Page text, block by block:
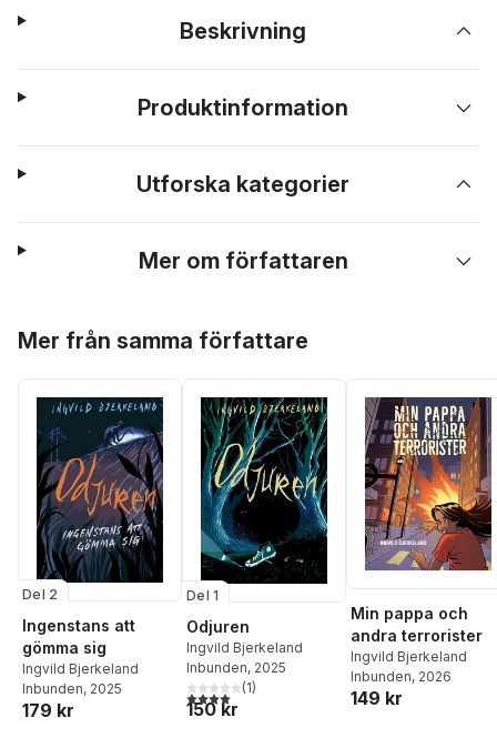
Beskrivning
Produktinformation
Utforska kategorier
Mer om författaren
Mer från samma författare
Del 2
Ingenstans att
gömma sig
Ingvild Bjerkeland
Inbunden, 2025
179 kr
Del 1
Odjuren
Ingvild Bjerkeland
Inbunden, 2025
4,0utav 5 stjärnor. Totalt antal röster:
(1)
150 kr
Min pappa och
andra terrorister
Ingvild Bjerkeland
Inbunden, 2026
149 kr